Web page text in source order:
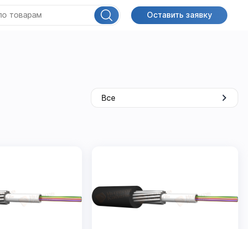
Оставить заявку
Все